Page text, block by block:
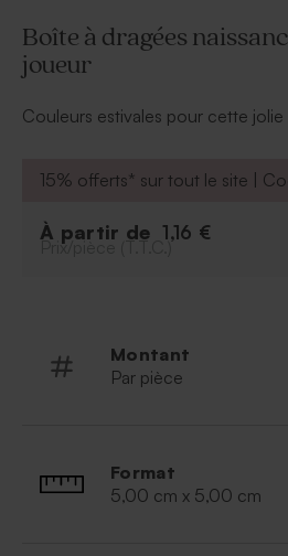
Boîte à dragées
joueur
Couleurs estivales pour cette jolie
teintes pour un succès garanti et
boîte est le tour est joué.
15% offerts* sur tout le site |
À partir de 1,16 €
Prix/pièce (T.T.C.)
Montant
Par pièce
Format
5,00 cm x 5,00 cm